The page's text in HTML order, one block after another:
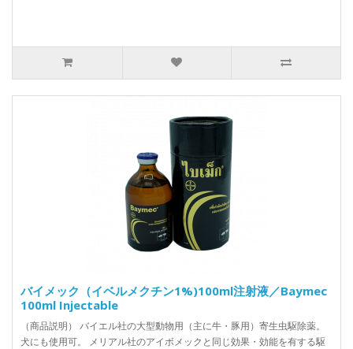
バイメック（イベルメクチン1%)100ml注射液／Baymec
100ml Injectable
（商品説明） バイエル社の大型動物用（主に牛・豚用）寄生虫駆除薬。
犬にも使用可。 メリアル社のアイボメックと同じ効果・効能を有する駆